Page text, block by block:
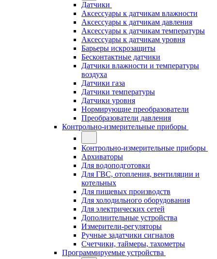
Датчики
Аксессуары к датчикам влажности
Аксессуары к датчикам давления
Аксессуары к датчикам температуры
Аксессуары к датчикам уровня
Барьеры искрозащиты
Бесконтактные датчики
Датчики влажности и температуры
воздуха
Датчики газа
Датчики температуры
Датчики уровня
Нормирующие преобразователи
Преобразователи давления
Контрольно-измерительные приборы
Контрольно-измерительные приборы
Архиваторы
Для водоподготовки
Для ГВС, отопления, вентиляции и
котельных
Для пищевых производств
Для холодильного оборудования
Для электрических сетей
Дополнительные устройства
Измерители-регуляторы
Ручные задатчики сигналов
Счетчики, таймеры, тахометры
Программируемые устройства